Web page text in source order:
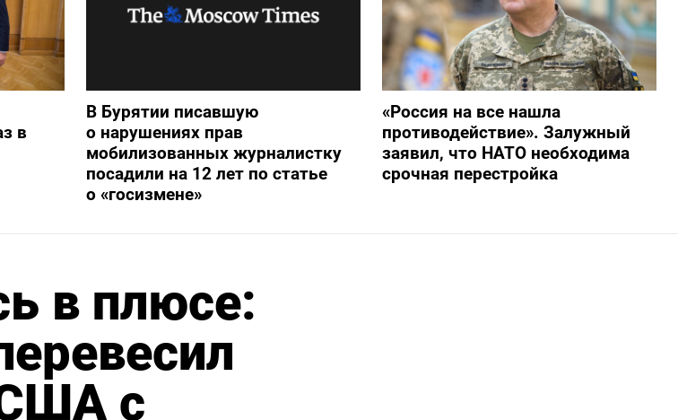
в
В Бурятии писавшую
о нарушениях прав
мобилизованных журналистку
посадили на 12 лет по статье
о «госизмене»
«Россия на все нашла
противодействие». Залужный
заявил, что НАТО необходима
срочная перестройка
в плюсе:
США с